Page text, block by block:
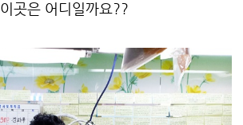
이곳은 어디일까요??